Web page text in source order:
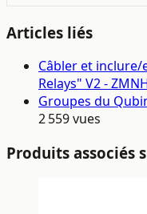
Articles liés
Câbler et inclure/
Relays" V2 -
Groupes du
2 559 vues
Produits associés